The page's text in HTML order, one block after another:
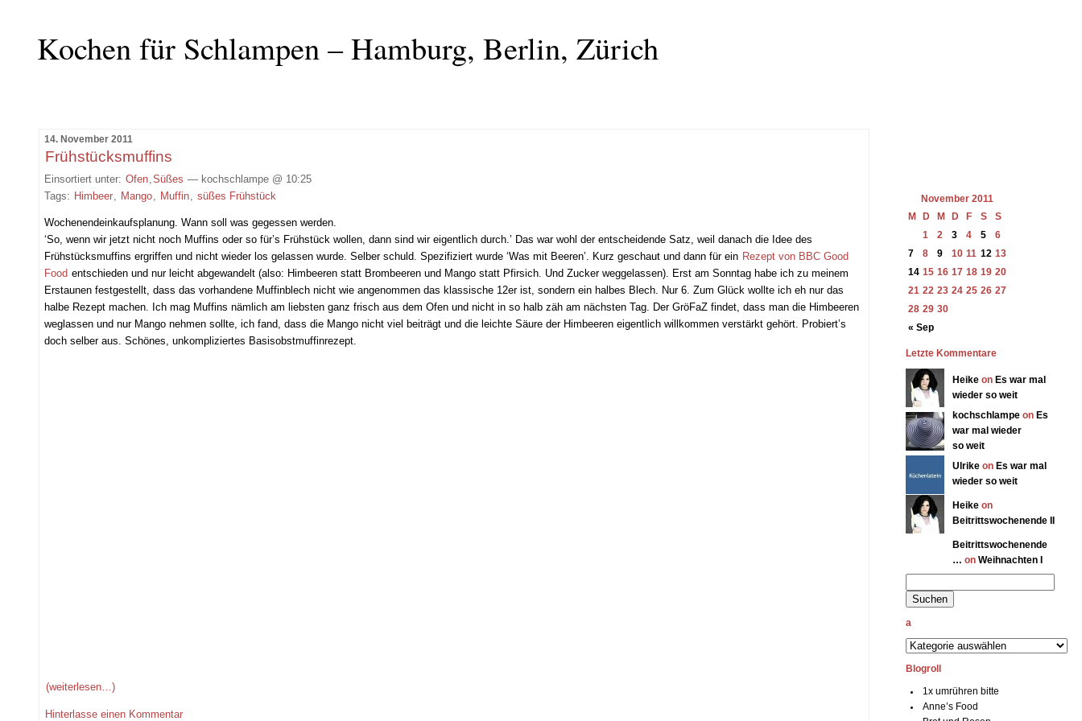
Kochen für Schlampen – Hamburg, Berlin, Zürich
14. November 2011
Frühstücksmuffins
Einsortiert unter: Ofen Süßes — kochschlampe @ 10:25
Tags: Himbeer Mango Muffin süßes Frühstück
Wochenendeinkaufsplanung. Wann soll was gegessen werden.
‘So, wenn wir jetzt nicht noch Muffins oder so für’s Frühstück wollen, dann sind wir eigentlich durch.’ Das war wohl der entscheidende Satz, weil danach die Idee des
Frühstücksmuffins ergriffen und nicht wieder los gelassen wurde. Selber schuld. Spezifiziert wurde ‘Was mit Beeren’. Kurz geschaut und dann für ein Rezept von BBC Good
Food entschieden und nur leicht abgewandelt (also: Himbeeren statt Brombeeren und Mango statt Pfirsich. Und Zucker weggelassen). Erst am Sonntag habe ich zu meinem
Erstaunen festgestellt, dass das vorhandene Muffinblech nicht wie angenommen das klassische 12er ist, sondern ein halbes Blech. Nur 6. Zum Glück wollte ich eh nur das
halbe Rezept machen. Ich mag Muffins nämlich am liebsten ganz frisch aus dem Ofen und nicht in so halb zäh am nächsten Tag. Der GröFaZ findet, dass man die Himbeeren
weglassen und nur Mango nehmen sollte, ich fand, dass die Mango nicht viel beiträgt und die leichte Säure der Himbeeren eigentlich willkommen verstärkt gehört. Probiert’s
doch selber aus. Schönes, unkompliziertes Basisobstmuffinrezept.
(weiterlesen…)
Hinterlasse einen Kommentar
November 2011
M
D M D F S S
« Sep
1 2 3 4 5
6
7
8 9 10 11 12 13
14 15 16 17 18 19 20
21 22 23 24 25 26 27
28 29 30
Letzte Kommentare
Heike on Es war mal
wieder so weit
kochschlampe on Es
war mal wieder
so weit
Ulrike on Es war mal
wieder so weit
Heike on
Beitrittswochenende II
Beitrittswochenende
… onWeihnachten I
a
Blogroll
1x umrühren bitte
Anne’s Food